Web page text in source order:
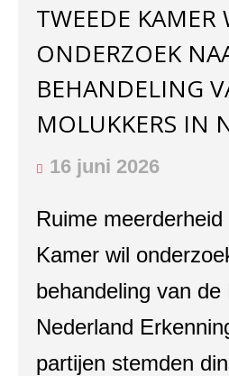
TWEEDE KAMER
ONDERZOEK
BEHANDELING
MOLUKKERS IN
16 juni 2026
Ruime meerderheid
Kamer wil
behandeling van de
Nederland
partijen stemden